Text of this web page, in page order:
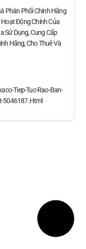
Phân Phối Chính Hãng
Hoạt Động Chính Của
Sử Dụng, Cung Cấp
Hãng, Cho Thuê Và
Tiep-Tuc-Rao-Ban-
5046187.html